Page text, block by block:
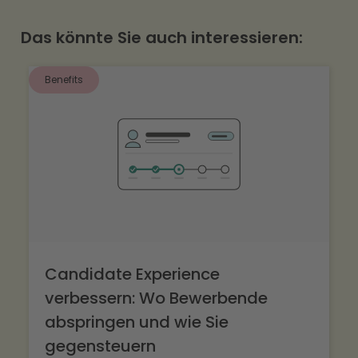
Früh und konkret wirken sie stärker als eine
Das könnte Sie auch interessieren:
Benefits
Candidate Experience
verbessern: Wo Bewerbende
abspringen und wie Sie
gegensteuern